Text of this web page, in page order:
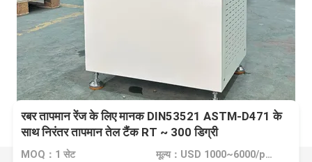
रबर तापमान रेंज के लिए मानक DIN53521 ASTM-D471 के
साथ निरंतर तापमान तेल टैंक RT ~ 300 डिग्री
MOQ：1 सेट मूल्य：USD 1000~6000/per set